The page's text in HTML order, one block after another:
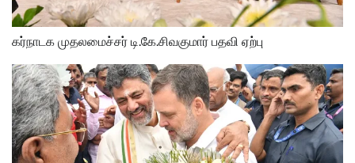
கர்நாடக முதலமைச்சர் டி.கே.சிவகுமார் பதவி ஏற்பு